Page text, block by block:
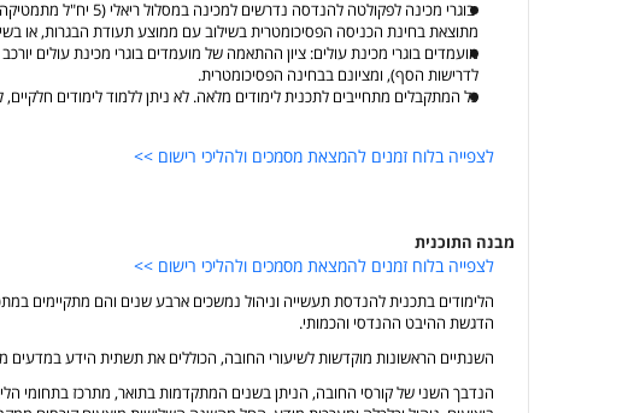
מתוצאת בחינת הכניסה הפסיכומטרית בשילוב עם ממוצע תעודת הבגרות, או
מועמדים בוגרי מכינת עולים: ציון ההתאמה של מועמדים בוגרי מכינת עולים
לדרישות הסף), ומציונם בבחינה הפסיכומטרית.
כל המתקבלים מתחייבים לתכנית לימודים מלאה. לא ניתן ללמוד לימודים
לצפייה בלוח זמנים להמצאת מסמכים ולהליכי רישום >>
מבנה התוכנית
לצפייה בלוח זמנים להמצאת מסמכים ולהליכי רישום >>
הלימודים בתכנית להנדסת תעשייה וניהול נמשכים ארבע שנים והם מתקיימים
הדגשת ההיבט ההנדסי והכמותי.
השנתיים הראשונות מוקדשות לשיעורי החובה, הכוללים את תשתית הידע במדעים
הנדבך השני של קורסי החובה, הניתן בשנים המתקדמות בתואר, מתרכז בתחומי